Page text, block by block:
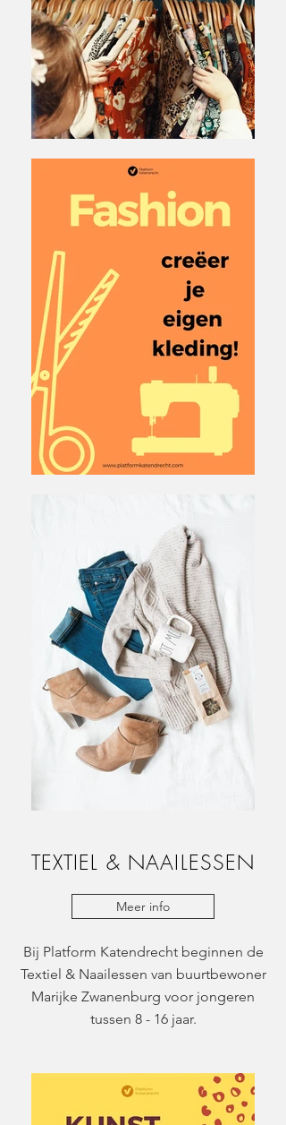
TEXTIEL & NAAILESSEN
Meer info
Bij Platform Katendrecht beginnen de
Textiel & Naailessen van buurtbewoner
Marijke Zwanenburg voor jongeren
tussen 8 - 16 jaar.